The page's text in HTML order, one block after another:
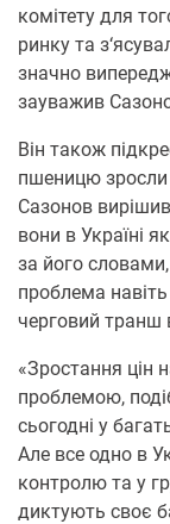
комітету для
ринку та
значно
зауважив
Він також
пшеницю зросли
Сазонов
вони в Україні
за його
проблема
черговий транш
«Зростання цін
проблемою,
сьогодні у
Але все одно в
контролю та у
диктують своє